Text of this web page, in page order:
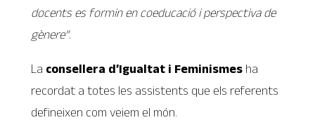
docents es formin en coeducació i perspectiva de
gènere”.
La consellera d’Igualtat i Feminismes ha
recordat a totes les assistents que els referents
defineixen com veiem el món.